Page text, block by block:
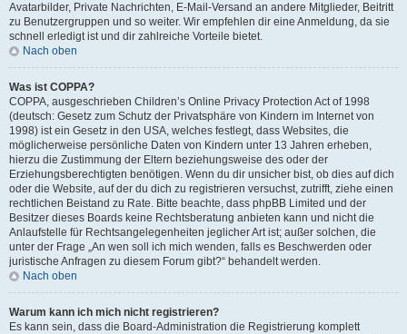
Avatarbilder, Private Nachrichten, E-Mail-Versand an andere Mitglieder, Beitritt
zu Benutzergruppen und so weiter. Wir empfehlen dir eine Anmeldung, da sie
schnell erledigt ist und dir zahlreiche Vorteile bietet.
Nach oben
Was ist COPPA?
COPPA, ausgeschrieben Children’s Online Privacy Protection Act of 1998
(deutsch: Gesetz zum Schutz der Privatsphäre von Kindern im Internet von
1998) ist ein Gesetz in den USA, welches festlegt, dass Websites, die
möglicherweise persönliche Daten von Kindern unter 13 Jahren erheben,
hierzu die Zustimmung der Eltern beziehungsweise des oder der
Erziehungsberechtigten benötigen. Wenn du dir unsicher bist, ob dies auf dich
oder die Website, auf der du dich zu registrieren versuchst, zutrifft, ziehe einen
rechtlichen Beistand zu Rate. Bitte beachte, dass phpBB Limited und der
Besitzer dieses Boards keine Rechtsberatung anbieten kann und nicht die
Anlaufstelle für Rechtsangelegenheiten jeglicher Art ist; außer solchen, die
unter der Frage „An wen soll ich mich wenden, falls es Beschwerden oder
juristische Anfragen zu diesem Forum gibt?“ behandelt werden.
Nach oben
Warum kann ich mich nicht registrieren?
Es kann sein, dass die Board-Administration die Registrierung komplett